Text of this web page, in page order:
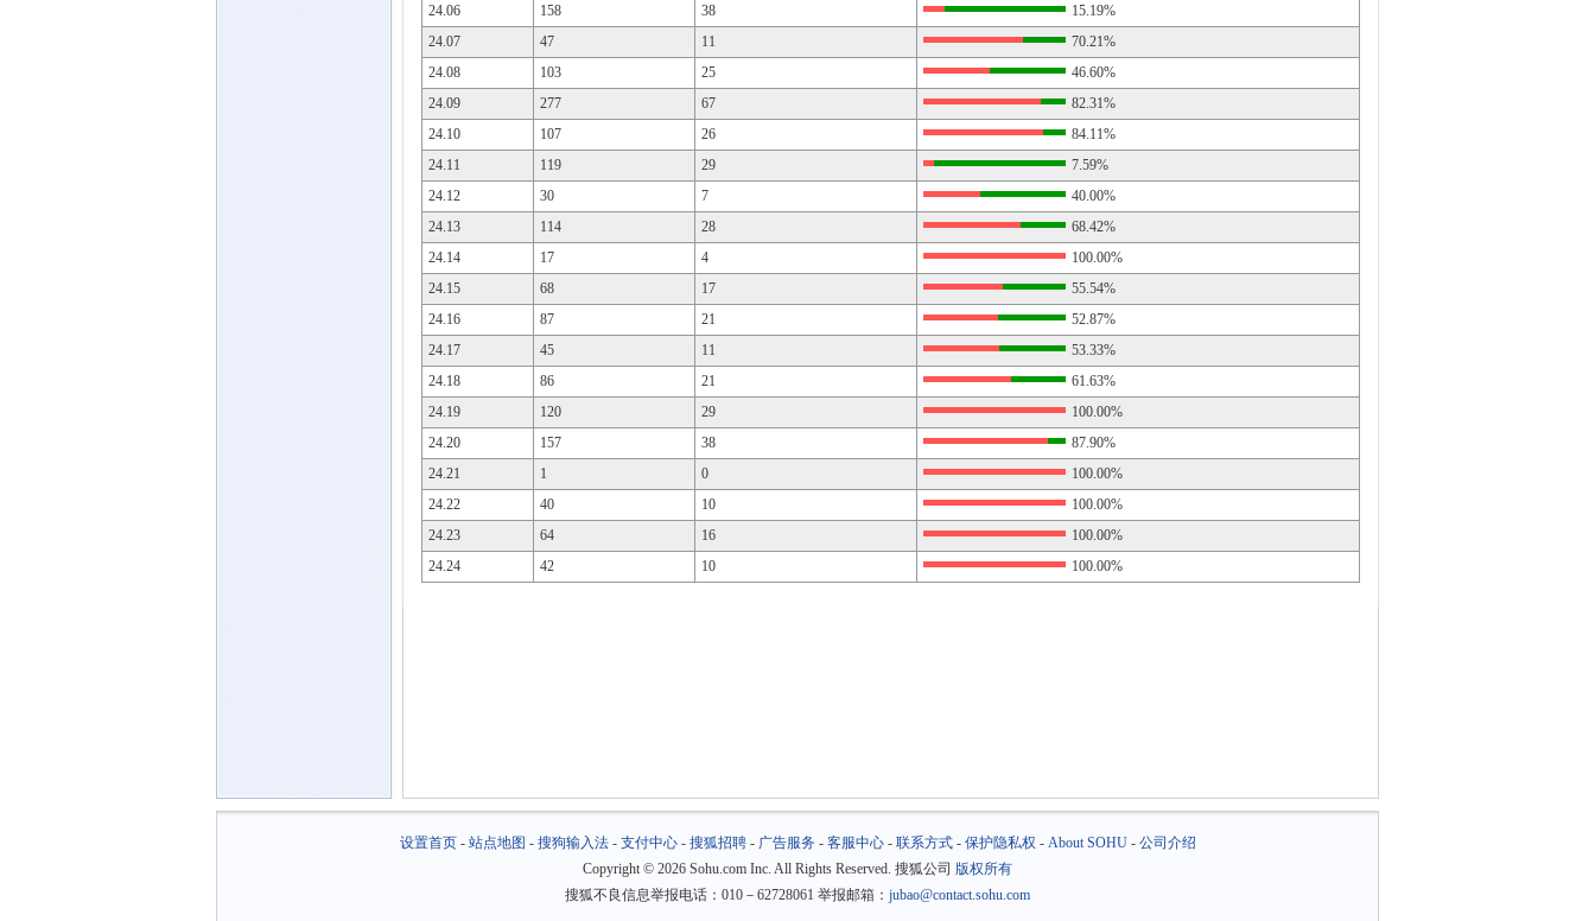
24.06
158 38
15.19%
24.07
47 11
70.21%
24.08
103 25
46.60%
24.09
277 67
82.31%
24.10
107 26
84.11%
24.11
119 29
7.59%
24.12
30 7
40.00%
24.13
114 28
68.42%
24.14
17 4
100.00%
24.15
68 17
55.54%
24.16
87 21
52.87%
24.17
45 11
53.33%
24.18
86 21
61.63%
24.19
120 29
100.00%
24.20
157 38
87.90%
24.21
1 0
100.00%
24.22
40 10
100.00%
24.23
64 16
100.00%
24.24
42 10 100.00%
设置首页- 站点地图 - 搜狗输入法- 支付中心- 搜狐招聘- 广告服务- 客服中心- 联系方式- 保护隐私权 - About SOHU- 公司介绍
Copyright © 2026 Sohu.com Inc. All Rights Reserved. 搜狐公司 版权所有
搜狐不良信息举报电话：010－62728061 举报邮箱： jubao@contact.sohu.com